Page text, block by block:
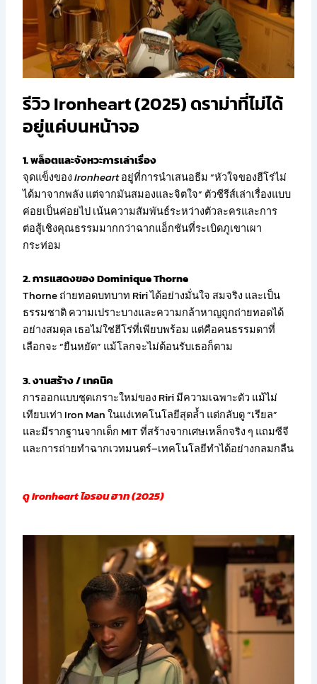
รีวิว Ironheart (2025) ดราม่าที่ไม่ได้
อยู่แค่บนหน้าจอ
1. พล็อตและจังหวะการเล่าเรื่อง
จุดแข็งของIronheartอยู่ที่การนำเสนอธีม “หัวใจของฮีโร่ไม่
ได้มาจากพลัง แต่จากมันสมองและจิตใจ” ตัวซีรีส์เล่าเรื่องแบบ
ค่อยเป็นค่อยไป เน้นความสัมพันธ์ระหว่างตัวละครและการ
ต่อสู้เชิงคุณธรรมมากกว่าฉากแอ็กชันที่ระเบิดภูเขาเผา
กระท่อม
2. การแสดงของ Dominique Thorne
Thorne ถ่ายทอดบทบาท Riri ได้อย่างมั่นใจ สมจริง และเป็น
ธรรมชาติ ความเปราะบางและความกล้าหาญถูกถ่ายทอดได้
อย่างสมดุล เธอไม่ใช่ฮีโร่ที่เพียบพร้อม แต่คือคนธรรมดาที่
เลือกจะ “ยืนหยัด” แม้โลกจะไม่ต้อนรับเธอก็ตาม
3. งานสร้าง / เทคนิค
การออกแบบชุดเกราะใหม่ของ Riri มีความเฉพาะตัว แม้ไม่
เทียบเท่า Iron Man ในแง่เทคโนโลยีสุดล้ำ แต่กลับดู “เรียล”
และมีรากฐานจากเด็ก MIT ที่สร้างจากเศษเหล็กจริง ๆ แถมซีจี
และการถ่ายทำฉากเวทมนตร์–เทคโนโลยีทำได้อย่างกลมกลืน
ดู Ironheart ไอรอน ฮาท (2025)